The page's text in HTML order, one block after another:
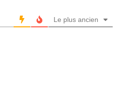
Le plus ancien